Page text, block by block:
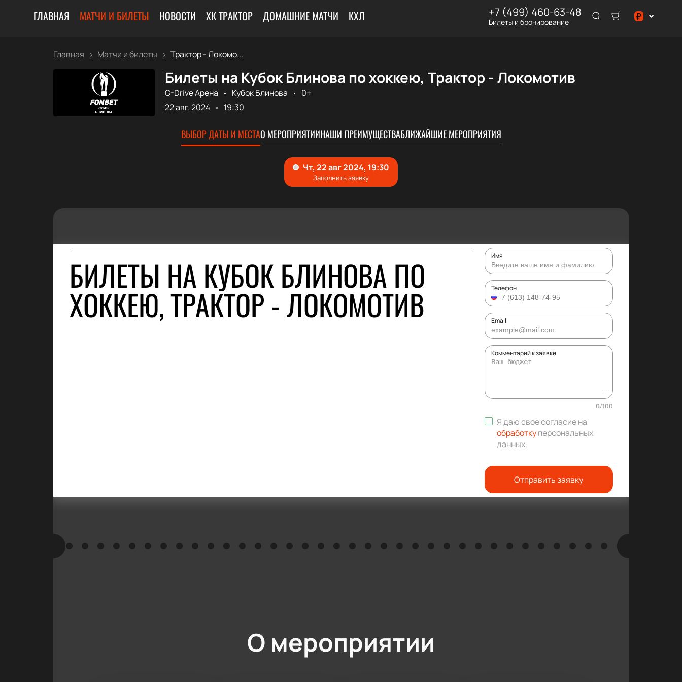
ГЛАВНАЯ МАТЧИ И БИЛЕТЫ НОВОСТИ ХК ТРАКТОР ДОМАШНИЕ МАТЧИ КХЛ +7 (499) 460-63-48
Билеты и бронирование ₽
Главная Матчи и билеты Трактор - Локомо...
Билеты на Кубок Блинова по хоккею, Трактор - Локомотив
G-Drive Арена Кубок Блинова
0+
22 авг. 2024
19:30
ВЫБОР ДАТЫ И МЕСТАО МЕРОПРИЯТИИНАШИ ПРЕИМУЩЕСТВАБЛИЖАЙШИЕ МЕРОПРИЯТИЯ
БИЛЕТЫ НА КУБОК БЛИНОВА ПО
ХОККЕЮ, ТРАКТОР - ЛОКОМОТИВ
Имя
Телефон
Email
Комментарий к заявке
0/100
Я даю свое согласие на
обработкуперсональных
данных.
Отправить заявку
О мероприятии